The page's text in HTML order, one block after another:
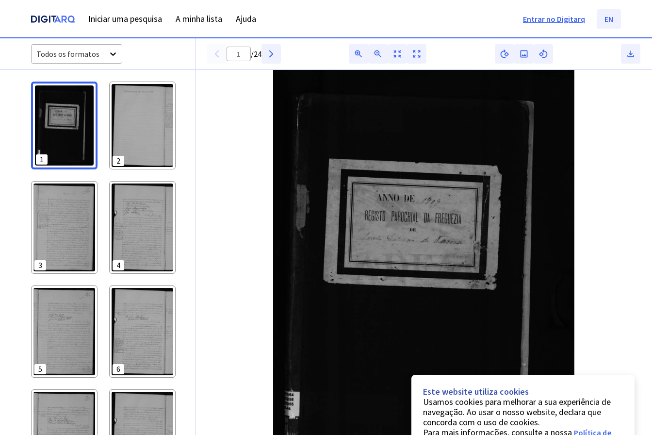
Iniciar uma pesquisa A minha lista Ajuda Entrar no Digitarq EN
Todos os formatos
1 2
3 4
5 6
/24
Este website utiliza cookies
Usamos cookies para melhorar a sua experiência de
navegação. Ao usar o nosso website, declara que
concorda com o uso de cookies.
Para mais informações, consulte a nossa Política de